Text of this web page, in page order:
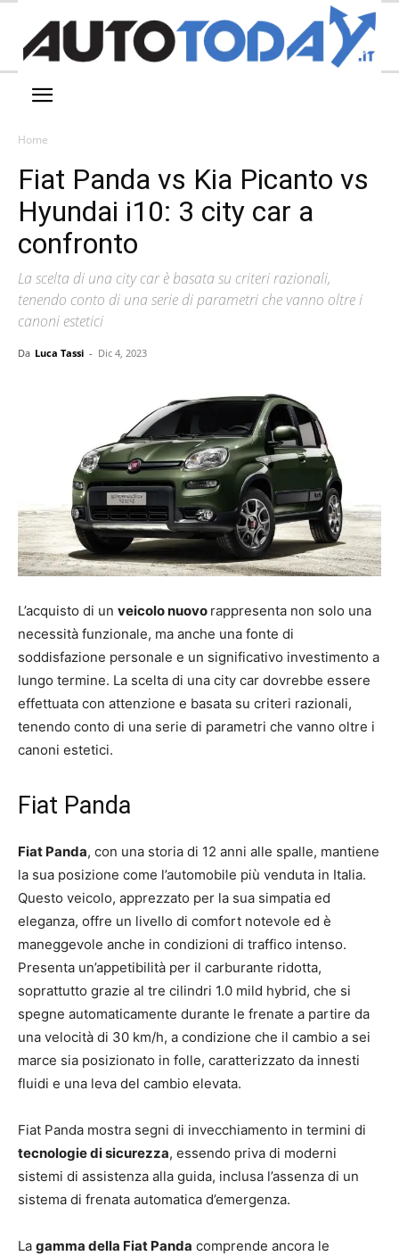
Home
Fiat Panda vs Kia Picanto vs
Hyundai i10: 3 city car a
confronto
La scelta di una city car è basata su criteri razionali,
tenendo conto di una serie di parametri che vanno oltre i
canoni estetici
Da Luca Tassi - Dic 4, 2023
L’acquisto di un veicolo nuovo rappresenta non solo una
necessità funzionale, ma anche una fonte di
soddisfazione personale e un significativo investimento a
lungo termine. La scelta di una city car dovrebbe essere
effettuata con attenzione e basata su criteri razionali,
tenendo conto di una serie di parametri che vanno oltre i
canoni estetici.
Fiat Panda
Fiat Panda, con una storia di 12 anni alle spalle, mantiene
la sua posizione come l’automobile più venduta in Italia.
Questo veicolo, apprezzato per la sua simpatia ed
eleganza, offre un livello di comfort notevole ed è
maneggevole anche in condizioni di traffico intenso.
Presenta un’appetibilità per il carburante ridotta,
soprattutto grazie al tre cilindri 1.0 mild hybrid, che si
spegne automaticamente durante le frenate a partire da
una velocità di 30 km/h, a condizione che il cambio a sei
marce sia posizionato in folle, caratterizzato da innesti
fluidi e una leva del cambio elevata.
Fiat Panda mostra segni di invecchiamento in termini di
tecnologie di sicurezza, essendo priva di moderni
sistemi di assistenza alla guida, inclusa l’assenza di un
sistema di frenata automatica d’emergenza.
La gamma della Fiat Panda comprende ancora le